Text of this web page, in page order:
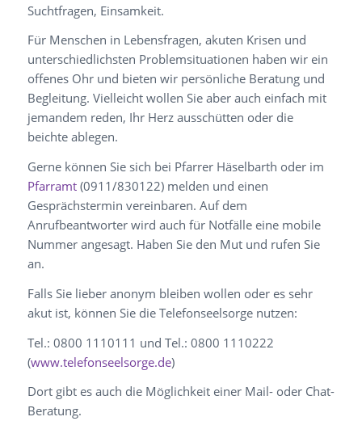
Suchtfragen, Einsamkeit.
Für Menschen in Lebensfragen, akuten Krisen und
unterschiedlichsten Problemsituationen haben wir ein
offenes Ohr und bieten wir persönliche Beratung und
Begleitung. Vielleicht wollen Sie aber auch einfach mit
jemandem reden, Ihr Herz ausschütten oder die
beichte ablegen.
Gerne können Sie sich bei Pfarrer Häselbarth oder im
Pfarramt(0911/830122) melden und einen
Gesprächstermin vereinbaren. Auf dem
Anrufbeantworter wird auch für Notfälle eine mobile
Nummer angesagt. Haben Sie den Mut und rufen Sie
an.
Falls Sie lieber anonym bleiben wollen oder es sehr
akut ist, können Sie die Telefonseelsorge nutzen:
Tel.: 0800 1110111 und Tel.: 0800 1110222
(www.telefonseelsorge.de)
Dort gibt es auch die Möglichkeit einer Mail- oder Chat-
Beratung.